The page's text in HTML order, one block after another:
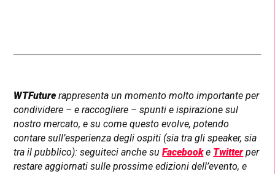
WTFuturerappresenta un momento molto importante per
condividere – e raccogliere – spunti e ispirazione sul
nostro mercato, e su come questo evolve, potendo
contare sull’esperienza degli ospiti (sia tra gli speaker, sia
tra il pubblico): seguiteci anche suFacebooke Twitterper
restare aggiornati sulle prossime edizioni dell’evento, e